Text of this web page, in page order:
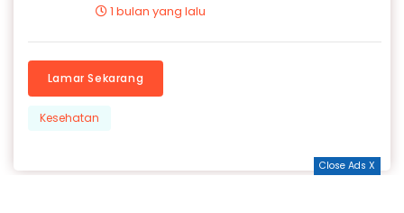
1 bulan yang lalu
Lamar Sekarang
Kesehatan
Close Ads X